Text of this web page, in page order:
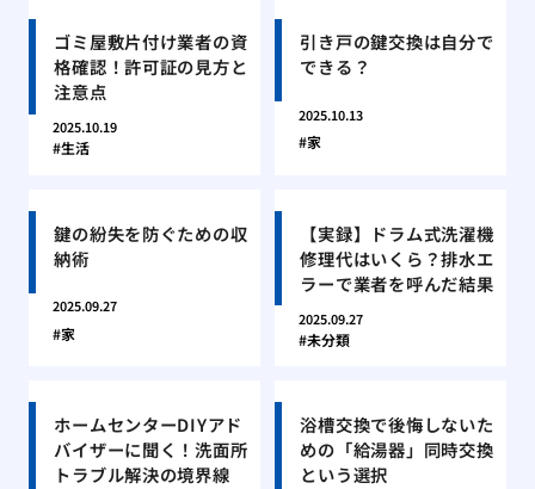
ゴミ屋敷片付け業者の資
格確認！許可証の見方と
注意点
2025.10.19
生活
引き戸の鍵交換は自分で
できる？
2025.10.13
家
鍵の紛失を防ぐための収
納術
2025.09.27
家
【実録】ドラム式洗濯機
修理代はいくら？排水エ
ラーで業者を呼んだ結果
2025.09.27
未分類
ホームセンターDIYアド
バイザーに聞く！洗面所
トラブル解決の境界線
浴槽交換で後悔しないた
めの「給湯器」同時交換
という選択